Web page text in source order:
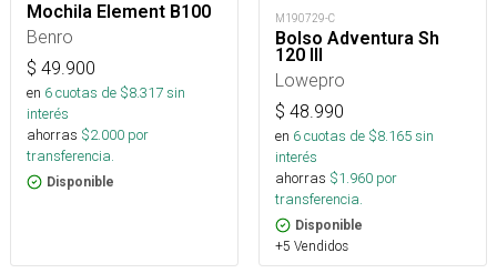
Mochila Element B100
Benro
$ 49.900
en 6cuotas de $8.317sin
interés
ahorras $2.000 por
transferencia.
Disponible
M190729-C
Bolso Adventura Sh
120 III
Lowepro
$ 48.990
en 6cuotas de $8.165sin
interés
ahorras $1.960 por
transferencia.
Disponible
+5 Vendidos